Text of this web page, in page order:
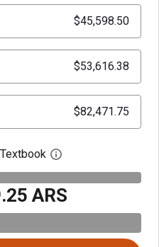
$45,598.50
$53,616.38
$82,471.75
Abre el cuadro de
ARS